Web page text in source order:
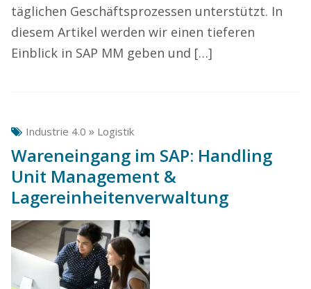
täglichen Geschäftsprozessen unterstützt. In
diesem Artikel werden wir einen tieferen
Einblick in SAP MM geben und […]
Industrie 4.0 » Logistik
Wareneingang im SAP: Handling
Unit Management &
Lagereinheitenverwaltung